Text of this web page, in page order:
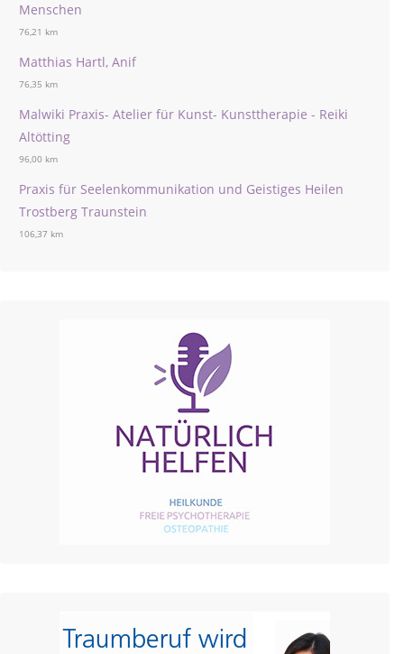
Menschen
76,21 km
Matthias Hartl, Anif
76,35 km
Malwiki Praxis- Atelier für Kunst- Kunsttherapie - Reiki
Altötting
96,00 km
Praxis für Seelenkommunikation und Geistiges Heilen
Trostberg Traunstein
106,37 km